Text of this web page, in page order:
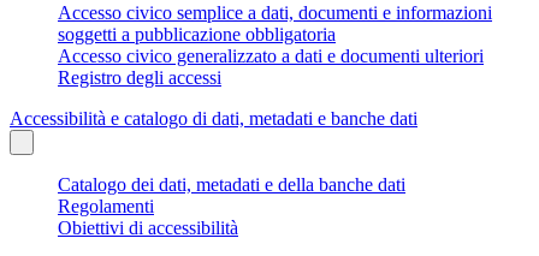
Accesso civico semplice a dati, documenti e informazioni
soggetti a pubblicazione obbligatoria
Accesso civico generalizzato a dati e documenti ulteriori
Registro degli accessi
Accessibilità e catalogo di dati, metadati e banche dati
Catalogo dei dati, metadati e della banche dati
Regolamenti
Obiettivi di accessibilità